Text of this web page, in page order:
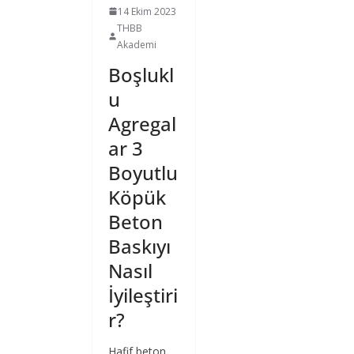
14 Ekim 2023
THBB
Akademi
Boşlukl
u
Agregal
ar 3
Boyutlu
Köpük
Beton
Baskıyı
Nasıl
İyileştiri
r?